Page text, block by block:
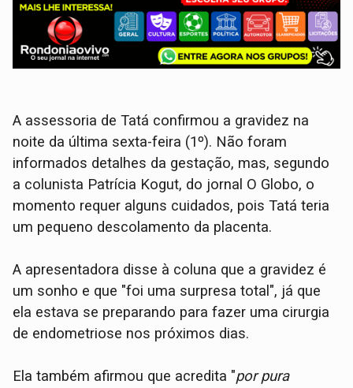
A assessoria de Tatá confirmou a gravidez na
noite da última sexta-feira (1º). Não foram
informados detalhes da gestação, mas, segundo
a colunista Patrícia Kogut, do jornal O Globo, o
momento requer alguns cuidados, pois Tatá teria
um pequeno descolamento da placenta.
A apresentadora disse à coluna que a gravidez é
um sonho e que "foi uma surpresa total", já que
ela estava se preparando para fazer uma cirurgia
de endometriose nos próximos dias.
Ela também afirmou que acredita "por pura